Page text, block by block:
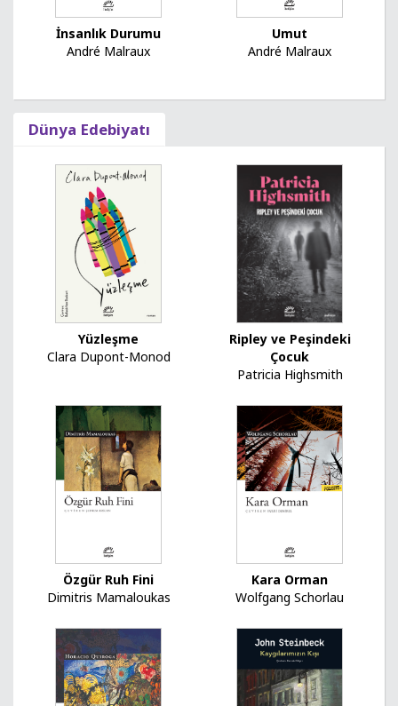
İnsanlık Durumu
André Malraux
Umut
André Malraux
Dünya Edebiyatı
Yüzleşme
Clara Dupont-Monod
Ripley ve Peşindeki
Çocuk
Patricia Highsmith
Özgür Ruh Fini
Dimitris Mamaloukas
Kara Orman
Wolfgang Schorlau